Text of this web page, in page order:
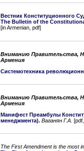
Вестник Конституционного
The Bulletin of the
[in Armenian, pdf]
Вниманию Правительства,
Армения
Системотехника
Вниманию Правительства,
Армения
Манифест Преамбулы
менеджмента). Ваганян Г.А.
The First Amendment is the most